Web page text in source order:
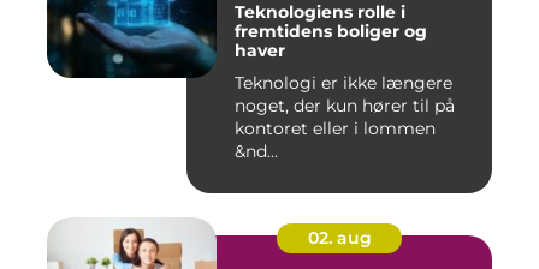
Teknologiens rolle i
fremtidens boliger og
haver
Teknologi er ikke længere
noget, der kun hører til på
kontoret eller i lommen
&nd...
02. aug